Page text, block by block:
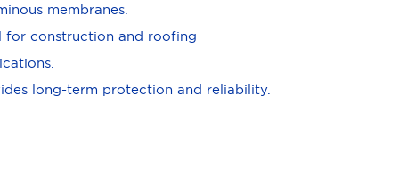
membranes.
for construction and roofing
long-term protection and reliability.